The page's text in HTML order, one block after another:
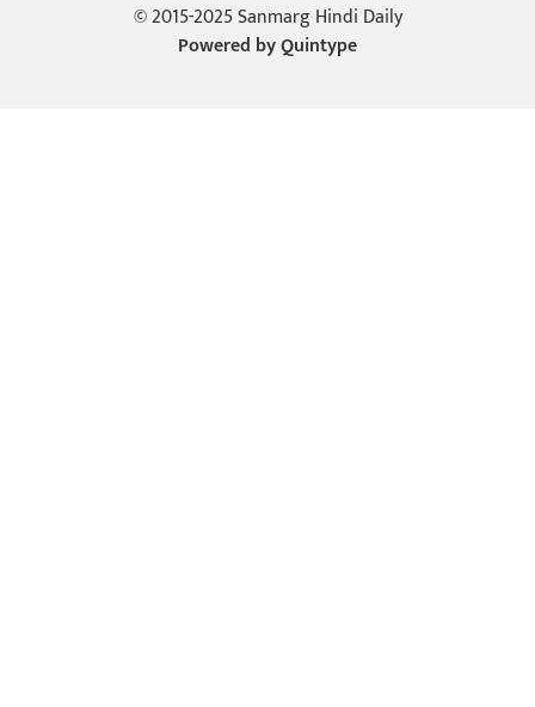
© 2015-2025 Sanmarg Hindi Daily
Powered byQuintype